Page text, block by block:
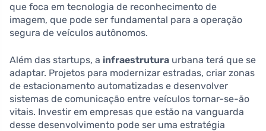
que foca em tecnologia de reconhecimento de
imagem, que pode ser fundamental para a operação
segura de veículos autônomos.
Além das startups, a infraestrutura urbana terá que se
adaptar. Projetos para modernizar estradas, criar zonas
de estacionamento automatizadas e desenvolver
sistemas de comunicação entre veículos tornar-se-ão
vitais. Investir em empresas que estão na vanguarda
desse desenvolvimento pode ser uma estratégia